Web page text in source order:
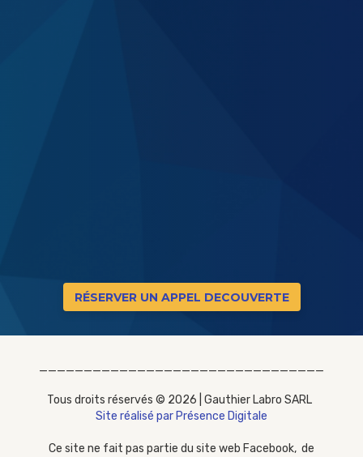
RÉSERVER UN APPEL DECOUVERTE
________________________________
Tous droits réservés © 2026 | Gauthier Labro SARL
Site réalisé par Présence Digitale
Ce site ne fait pas partie du site web Facebook, de